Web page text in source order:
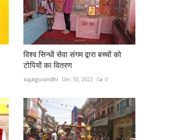
विश्व सिन्धी सेवा संगम द्वारा बच्चों को
टोपियों का वितरण
sujagusindhi Dec 30, 2022 0